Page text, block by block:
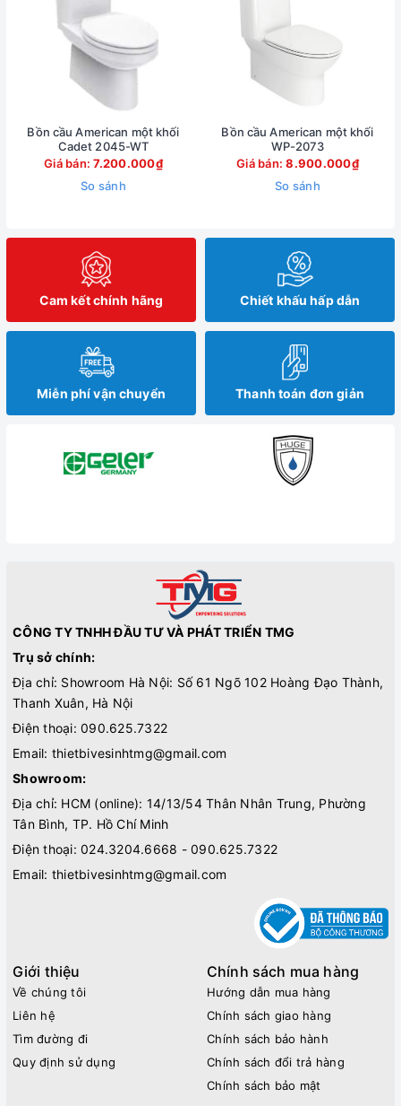
Bồn cầu American một khối
Cadet 2045-WT
Giá bán:7.200.000₫
So sánh
Bồn cầu American một khối
WP-2073
Giá bán:8.900.000₫
So sánh
Cam kết chính hãng Chiết khấu hấp dẫn
Miễn phí vận chuyển Thanh toán đơn giản
CÔNG TY TNHH ĐẦU TƯ VÀ PHÁT TRIỂN TMG
Trụ sở chính:
Địa chỉ: Showroom Hà Nội: Số 61 Ngõ 102 Hoàng Đạo Thành,
Thanh Xuân, Hà Nội
Điện thoại: 090.625.7322
Email: thietbivesinhtmg@gmail.com
Showroom:
Địa chỉ: HCM (online): 14/13/54 Thân Nhân Trung, Phường
Tân Bình, TP. Hồ Chí Minh
Điện thoại: 024.3204.6668 - 090.625.7322
Email: thietbivesinhtmg@gmail.com
Giới thiệu
Về chúng tôi
Liên hệ
Tìm đường đi
Quy định sử dụng
Chính sách mua hàng
Hướng dẫn mua hàng
Chính sách giao hàng
Chính sách bảo hành
Chính sách đổi trả hàng
Chính sách bảo mật